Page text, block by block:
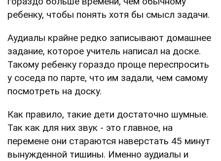
ребенку, чтобы понять хотя бы смысл задачи.
Аудиалы крайне редко записывают домашнее
задание, которое учитель написал на доске.
Такому ребенку гораздо проще переспросить
у соседа по парте, что им задали, чем самому
посмотреть на доску.
Как правило, такие дети достаточно шумные.
Так как для них звук - это главное, на
перемене они стараются наверстать 45 минут
вынужденной тишины. Именно аудиалы и